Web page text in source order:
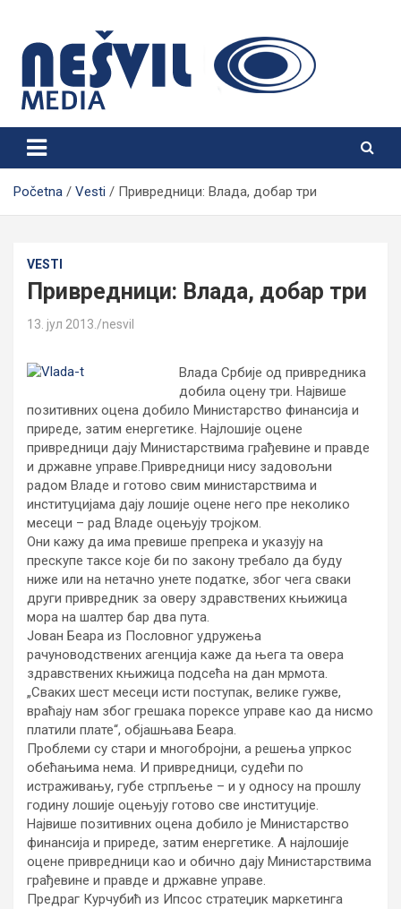
content
Nešvil Media Bogatić
Početna Vesti Привредници: Влада, добар три
VESTI
Привредници: Влада, добар три
13. јул 2013. nesvil
Влада Србије од привредника
добила оцену три. Највише
позитивних оцена добило Министарство финансија и
приреде, затим енергетике. Најлошије оцене
привредници дају Министарствима грађевине и правде
и државне управе.Привредници нису задовољни
радом Владе и готово свим министарствима и
институцијама дају лошије оцене него пре неколико
месеци – рад Владе оцењују тројком.
Они кажу да има превише препрека и указују на
прескупе таксе које би по закону требало да буду
ниже или на нетачно унете податке, због чега сваки
други привредник за оверу здравствених књижица
мора на шалтер бар два пута.
Јован Беара из Пословног удружења
рачуноводствених агенција каже да њега та овера
здравствених књижица подсећа на дан мрмота.
„Сваких шест месеци исти поступак, велике гужве,
враћају нам због грешака порексе управе као да нисмо
платили плате“, објашњава Беара.
Проблеми су стари и многобројни, а решења упркос
обећањима нема. И привредници, судећи по
истраживању, губе стрпљење – и у односу на прошлу
годину лошије оцењују готово све институције.
Највише позитивних оцена добило је Министарство
финансија и приреде, затим енергетике. А најлошије
оцене привредници као и обично дају Министарствима
грађевине и правде и државне управе.
Предраг Курчубић из Ипсос стратеџик маркетинга